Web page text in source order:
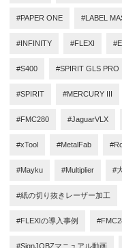
#PAPER ONE #LABEL
#INFINITY #FLEXI
#S400 #SPIRIT GLS PRO
#SPIRIT #MERCURY III
#FMC280 #JaguarVLX
#xTool #MetalFab
#Mayku #Multiplier #
#紙の切り抜きレーザー加工
#FLEXIの導入事例
#SignJOBZマニュアル動画